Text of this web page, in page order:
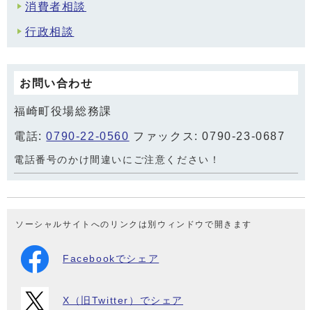
消費者相談
行政相談
お問い合わせ
福崎町役場総務課
電話:0790-22-0560 ファックス: 0790-23-0687
電話番号のかけ間違いにご注意ください！
ソーシャルサイトへのリンクは別ウィンドウで開きます
Facebookでシェア
X（旧Twitter）でシェア